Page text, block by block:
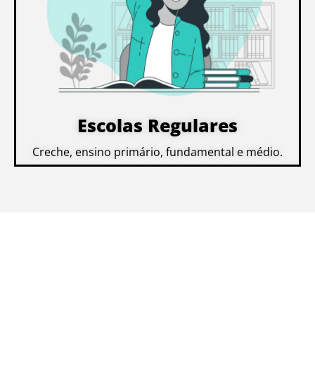
Escolas Regulares
Creche, ensino primário, fundamental e médio.